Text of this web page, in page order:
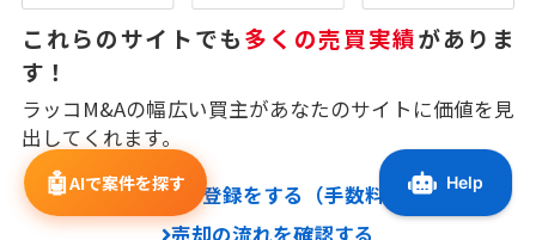
これらのサイトでも多くの売買実績がありま
す！
ラッコM&Aの幅広い買主があなたのサイトに価値を見
出してくれます。
売却サイト登録をする（手数料無料）
売却の流れを確認する
🤖AIで案件を探す